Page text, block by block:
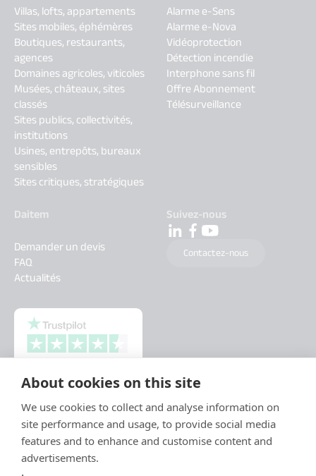
About cookies on this site
We use cookies to collect and analyse information on
site performance and usage, to provide social media
features and to enhance and customise content and
advertisements.
Villas, lofts, appartements
Sites mobiles, éphémères
Boutiques, restaurants,
agences
Domaines agricoles, viticoles
Musées, châteaux, sites
classés
Sites publics, collectivités,
institutions
Usines, entrepôts, bureaux
sensibles
Sites critiques, stratégiques
Alarme e-Sens
Alarme e-Nova
Vidéoprotection
Détection incendie
Interphone sans fil
Offre Abonnement
Télésurveillance
Daitem
Demander un devis
FAQ
Actualités
Suivez-nous
Contactez-nous